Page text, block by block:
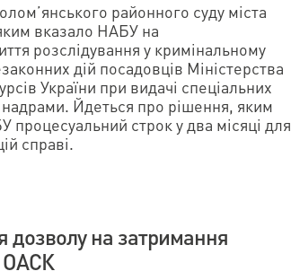
районного суду міста
вказало НАБУ на
розслідування у кримінальному
дій посадовців Міністерства
України при видачі спеціальних
Йдеться про рішення, яким
процесуальний строк у два місяці для
справі.
дозволу на затримання
ОАСК